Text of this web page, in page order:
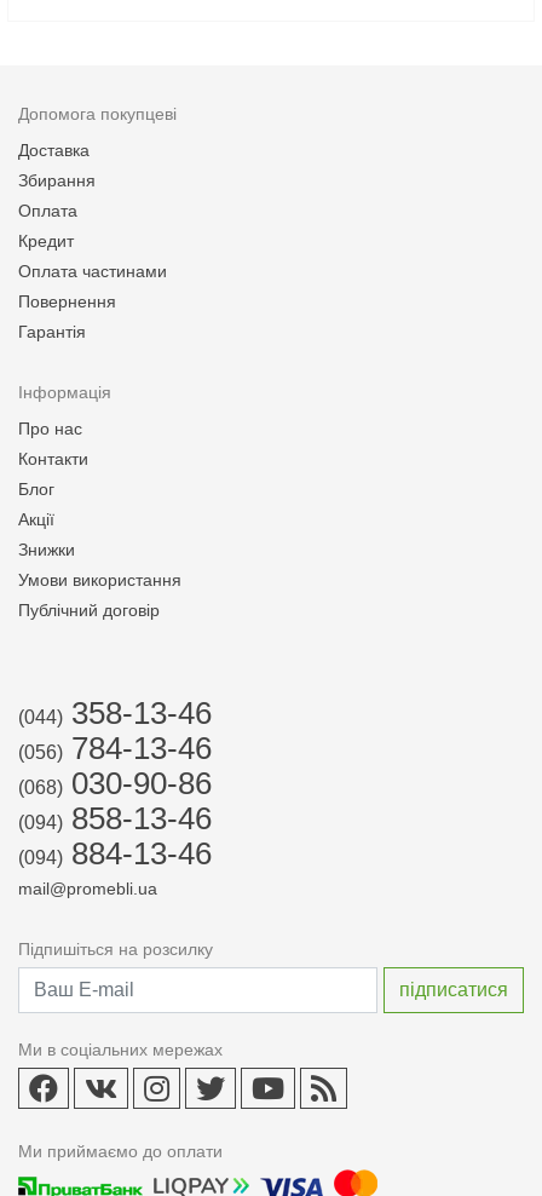
Допомога покупцеві
Доставка
Збирання
Оплата
Кредит
Оплата частинами
Повернення
Гарантія
Інформація
Про нас
Контакти
Блог
Акції
Знижки
Умови використання
Публічний договір
(044) 358-13-46
(056) 784-13-46
(068) 030-90-86
(094) 858-13-46
(094) 884-13-46
mail@promebli.ua
Підпишіться на розсилку
Ми в соціальних мережах
Ми приймаємо до оплати